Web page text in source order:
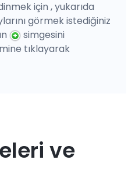
için , yukarıda
görmek istediğiniz
simgesini
tıklayarak
ve